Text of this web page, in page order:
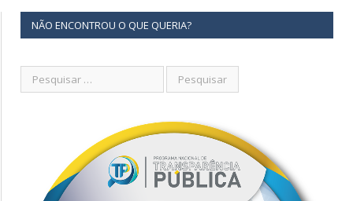
NÃO ENCONTROU O QUE QUERIA?